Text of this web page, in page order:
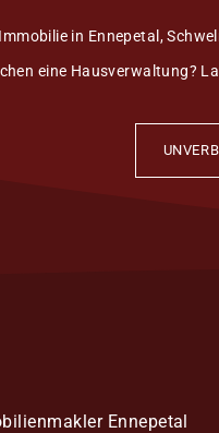
in Ennepetal,
eine Hausverwaltung?
Ennepetal